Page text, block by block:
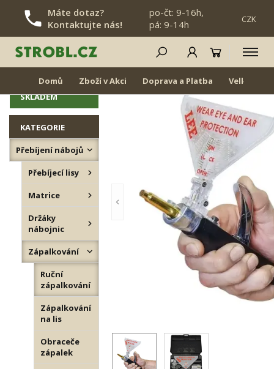
PŘESKOČIT NAVIGACI
Máte dotaz?
Kontaktujte nás!
po-čt: 9-16h,
pá: 9-14h
CZK
Domů Zboží v Akci Doprava a Platba
NOVINKY
ZNOVU
SKLADEM
KATEGORIE
Přebíjení nábojů
Přebíjecí lisy
Matrice
Držáky
nábojnic
Zápalkování
Ruční
zápalkování
Zápalkování
na lis
Obraceče
zápalek
Ruční zápalkování